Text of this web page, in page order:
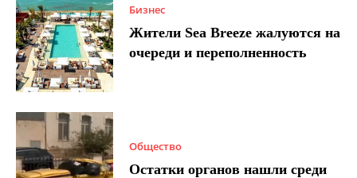
Бизнес
Жители Sea Breeze жалуются на
очереди и переполненность
Общество
Остатки органов нашли среди